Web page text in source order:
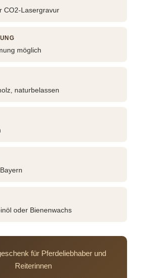
CO2-Lasergravur
möglich
naturbelassen
oder Bienenwachs
für Pferdeliebhaber und
Reiterinnen